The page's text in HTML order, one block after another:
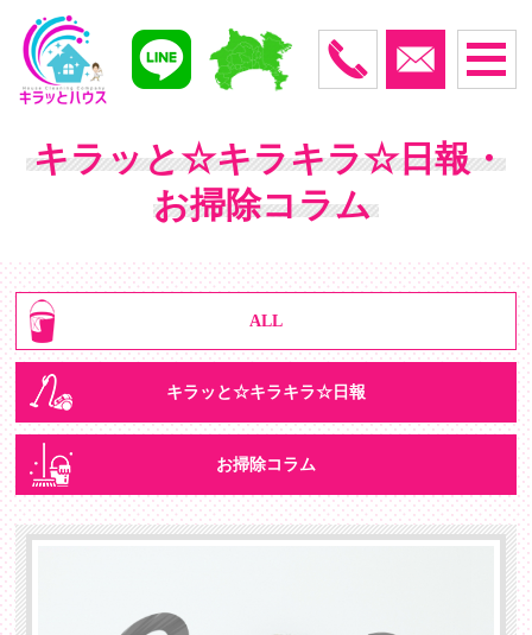
キラッと☆キラキラ☆日報・
お掃除コラム
ALL
キラッと☆キラキラ☆日報
お掃除コラム